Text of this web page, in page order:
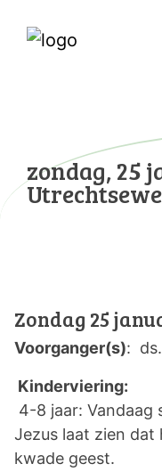
zondag, 25
Zondag 25
Voorganger(s):
Kinderviering:
4-8 jaar: Vandaag
Jezus laat zien
kwade geest.